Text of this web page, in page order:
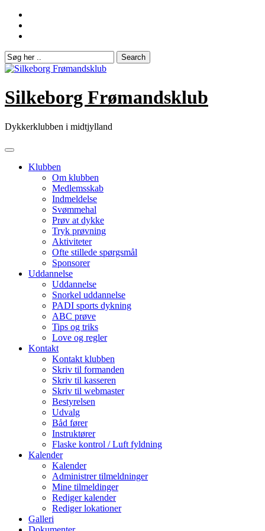
Skip
content
Silkeborg Frømandsklub
Dykkerklubben i midtjylland
Klubben
Om klubben
Medlemsskab
Indmeldelse
Svømmehal
Prøv at dykke
Tryk prøvning
Aktiviteter
Ofte stillede spørgsmål
Sponsorer
Uddannelse
Uddannelse
Snorkel uddannelse
PADI sports dykning
ABC prøve
Tips og triks
Love og regler
Kontakt
Kontakt klubben
Skriv til formanden
Skriv til kasseren
Skriv til webmaster
Bestyrelsen
Udvalg
Båd fører
Instruktører
Flaske kontrol / Luft fyldning
Kalender
Kalender
Administrer tilmeldninger
Mine tilmeldinger
Rediger kalender
Rediger lokationer
Galleri